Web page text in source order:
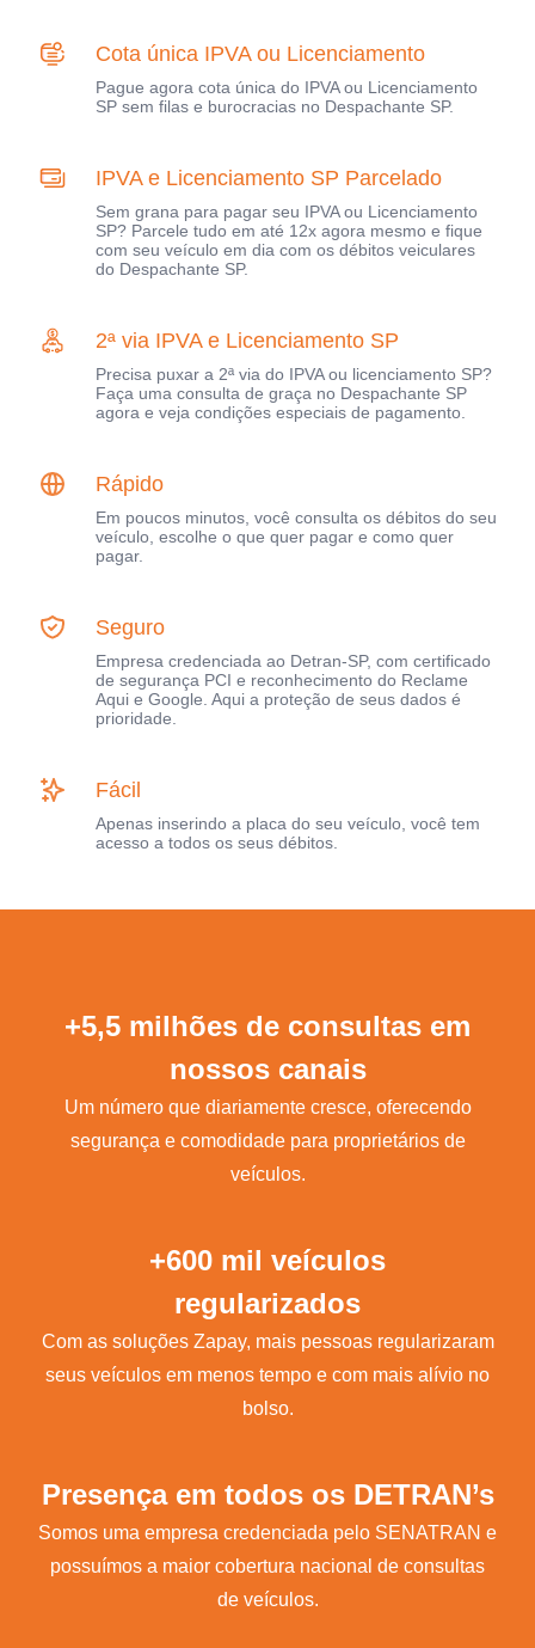
Cota única IPVA ou Licenciamento
Pague agora cota única do IPVA ou Licenciamento
SP sem filas e burocracias no Despachante SP.
IPVA e Licenciamento SP Parcelado
Sem grana para pagar seu IPVA ou Licenciamento
SP? Parcele tudo em até 12x agora mesmo e fique
com seu veículo em dia com os débitos veiculares
do Despachante SP.
2ª via IPVA e Licenciamento SP
Precisa puxar a 2ª via do IPVA ou licenciamento SP?
Faça uma consulta de graça no Despachante SP
agora e veja condições especiais de pagamento.
Rápido
Em poucos minutos, você consulta os débitos do seu
veículo, escolhe o que quer pagar e como quer
pagar.
Seguro
Empresa credenciada ao Detran-SP, com certificado
de segurança PCI e reconhecimento do Reclame
Aqui e Google. Aqui a proteção de seus dados é
prioridade.
Fácil
Apenas inserindo a placa do seu veículo, você tem
acesso a todos os seus débitos.
+5,5 milhões de consultas em
nossos canais
Um número que diariamente cresce, oferecendo
segurança e comodidade para proprietários de
veículos.
+600 mil veículos
regularizados
Com as soluções Zapay, mais pessoas regularizaram
seus veículos em menos tempo e com mais alívio no
bolso.
Presença em todos os DETRAN’s
Somos uma empresa credenciada pelo SENATRAN e
possuímos a maior cobertura nacional de consultas
de veículos.